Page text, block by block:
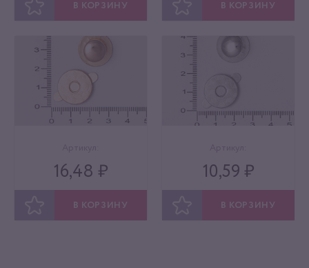
В КОРЗИНУ В КОРЗИНУ
16,48 ₽
В КОРЗИНУ
10,59 ₽
В КОРЗИНУ